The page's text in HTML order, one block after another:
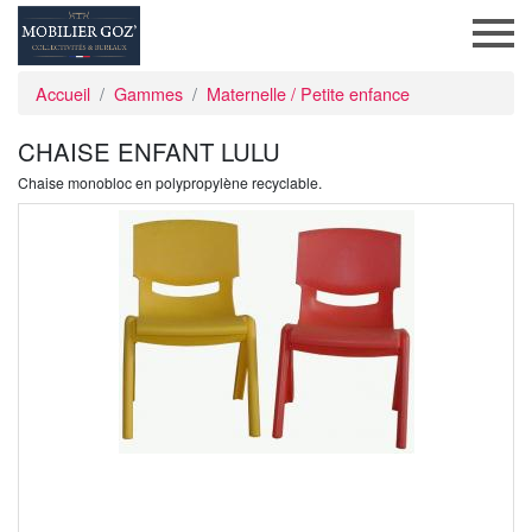
Accueil Gammes Maternelle / Petite enfance
CHAISE ENFANT LULU
Chaise monobloc en polypropylène recyclable.